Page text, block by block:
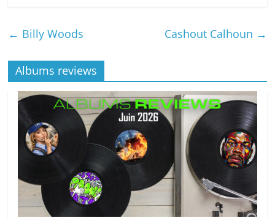
b
o
o
k
at
← Billy Woods Cashout Calhoun →
Albums reviews